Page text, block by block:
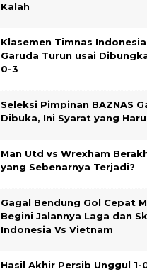
Kalah
Klasemen Timnas
Garuda Turun usai
0-3
Seleksi Pimpinan BAZNAS
Dibuka, Ini Syarat yang
Man Utd vs Wrexham
yang Sebenarnya Terjadi?
Gagal Bendung Gol Cepat
Begini Jalannya Laga dan
Indonesia Vs Vietnam
Hasil Akhir Persib Unggul 1-